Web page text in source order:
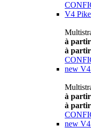
V4
à partir
à
new
à partir
à
new